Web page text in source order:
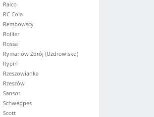
Ralco
RC Cola
Rembowscy
Rollier
Rossa
Rymanów Zdrój (Uzdrowisko)
Rypin
Rzeszowianka
Rzeszów
Sansot
Schweppes
Scott